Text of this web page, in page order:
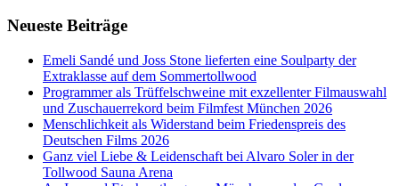
Neueste Beiträge
Emeli Sandé und Joss Stone lieferten eine Soulparty der
Extraklasse auf dem Sommertollwood
Programmer als Trüffelschweine mit exzellenter Filmauswahl
und Zuschauerrekord beim Filmfest München 2026
Menschlichkeit als Widerstand beim Friedenspreis des
Deutschen Films 2026
Ganz viel Liebe & Leidenschaft bei Alvaro Soler in der
Tollwood Sauna Arena